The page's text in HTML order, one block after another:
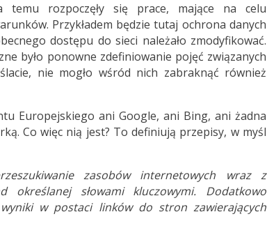
rozpoczęły się prace, mające na celu
Przykładem będzie tutaj ochrona danych
dostępu do sieci należało zmodyfikować.
było ponowne zdefiniowanie pojęć związanych
nie mogło wśród nich zabraknąć również
Europejskiego ani Google, ani Bing, ani żadna
Co więc nią jest? To definiują przepisy, w myśl
zasobów internetowych wraz z
określanej słowami kluczowymi. Dodatkowo
w postaci linków do stron zawierających